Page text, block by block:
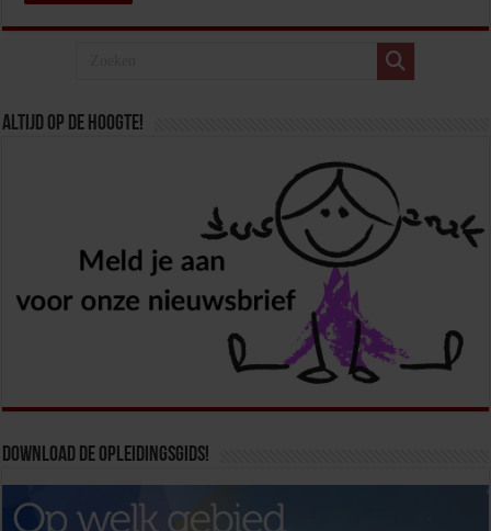
Altijd op de hoogte!
Download de opleidingsgids!